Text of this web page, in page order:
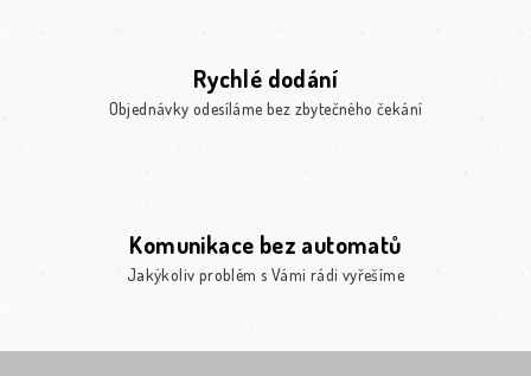
Rychlé dodání
Objednávky odesíláme bez zbytečného čekání
Komunikace bez automatů
Jakýkoliv problém s Vámi rádi vyřešíme